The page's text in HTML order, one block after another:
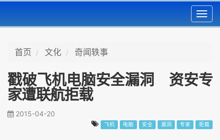
首页 文化 奇闻轶事
戳破飞机电脑安全漏洞 资安专
家遭联航拒载
2015-04-20
飞机 电脑 安全 漏洞 专家 拒载